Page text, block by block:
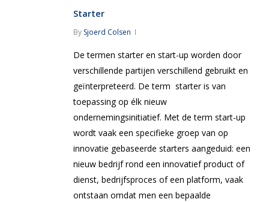
Starter
By Sjoerd Colsen
De termen starter en start-up worden door
verschillende partijen verschillend gebruikt en
geïnterpreteerd. De term starter is van
toepassing op élk nieuw
ondernemingsinitiatief. Met de term start-up
wordt vaak een specifieke groep van op
innovatie gebaseerde starters aangeduid: een
nieuw bedrijf rond een innovatief product of
dienst, bedrijfsproces of een platform, vaak
ontstaan omdat men een bepaalde